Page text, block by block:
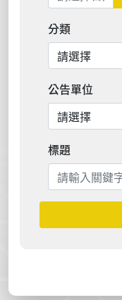
分類
公告單位
標題
搜尋